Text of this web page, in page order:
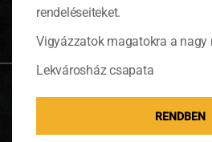
Nincsenek termékek a kosárban.
OLDALTÉRKÉP
Adatkezelési Tájékoztató
rendeléseiteket.
Vigyázzatok magatokra a nagy
Lekvárosház csapata
RENDBEN